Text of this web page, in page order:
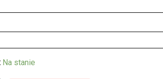
Na stanie